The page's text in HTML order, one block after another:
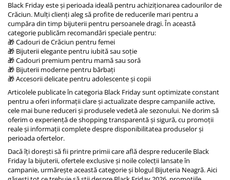
Black Friday este și perioada ideală pentru achiziționarea cadourilor de
Crăciun. Mulți clienți aleg să profite de reducerile mari pentru a
cumpăra din timp bijuterii pentru persoanele dragi. În această
categorie publicăm recomandări speciale pentru:
🎁 Cadouri de Crăciun pentru femei
🎁 Bijuterii elegante pentru iubită sau soție
🎁 Cadouri premium pentru mamă sau soră
🎁 Bijuterii moderne pentru bărbați
🎁 Accesorii delicate pentru adolescente și copii
Articolele publicate în categoria Black Friday sunt optimizate constant
pentru a oferi informații clare și actualizate despre campaniile active,
cele mai bune reduceri și produsele vedetă ale sezonului. Ne dorim să
oferim o experiență de shopping transparentă și sigură, cu promoții
reale și informații complete despre disponibilitatea produselor și
perioada ofertelor.
Dacă îți dorești să fii printre primii care află despre reducerile Black
Friday la bijuterii, ofertele exclusive și noile colecții lansate în
campanie, urmărește această categorie și blogul Bijuteria Neagră. Aici